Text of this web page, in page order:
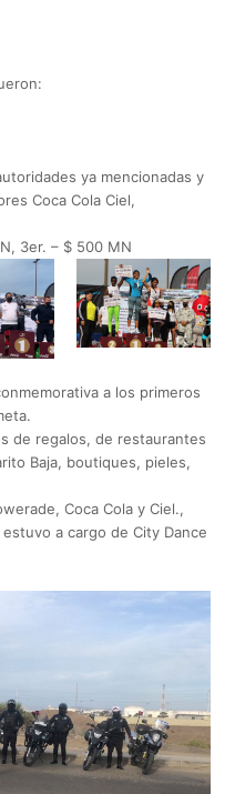
ya mencionadas y
Coca Cola Ciel,
3er. – $ 500 MN
a los primeros
de regalos, de restaurantes
Baja, boutiques, pieles,
Coca Cola y Ciel.,
a cargo de City Dance